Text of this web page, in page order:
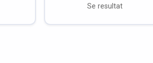
Se resultat